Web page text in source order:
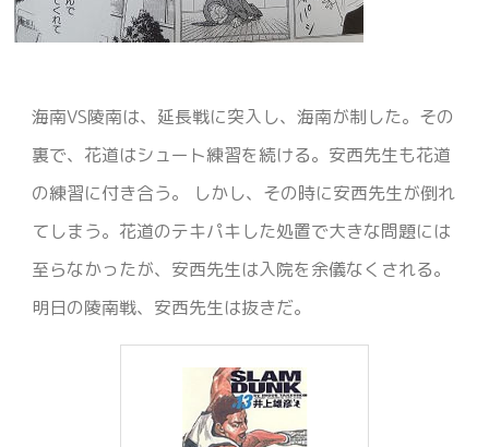
海南VS陵南は、延長戦に突入し、海南が制した。その
裏で、花道はシュート練習を続ける。安西先生も花道
の練習に付き合う。 しかし、その時に安西先生が倒れ
てしまう。花道のテキパキした処置で大きな問題には
至らなかったが、安西先生は入院を余儀なくされる。
明日の陵南戦、安西先生は抜きだ。